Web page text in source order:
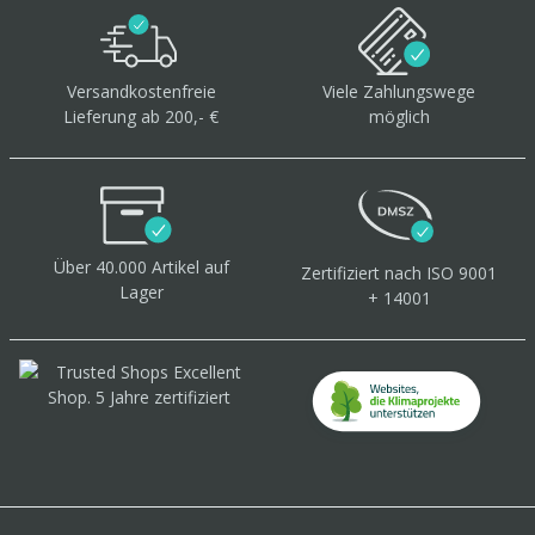
Versandkostenfreie
Lieferung ab 200,- €
Viele Zahlungswege
möglich
Über 40.000 Artikel auf
Lager
Zertifiziert nach ISO 9001
+ 14001